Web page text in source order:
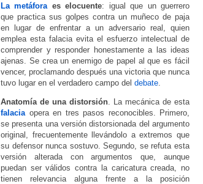
La metáfora es elocuente: igual que un guerrero
que practica sus golpes contra un muñeco de paja
en lugar de enfrentar a un adversario real, quien
emplea esta falacia evita el esfuerzo intelectual de
comprender y responder honestamente a las ideas
ajenas. Se crea un enemigo de papel al que es fácil
vencer, proclamando después una victoria que nunca
tuvo lugar en el verdadero campo del debate
Anatomía de una distorsión
La mecánica de esta
falacia opera en tres pasos reconocibles. Primero,
se presenta una versión distorsionada del argumento
original, frecuentemente llevándolo a extremos que
su defensor nunca sostuvo. Segundo, se refuta esta
versión alterada con argumentos que, aunque
puedan ser válidos contra la caricatura creada, no
tienen relevancia alguna frente a la posición